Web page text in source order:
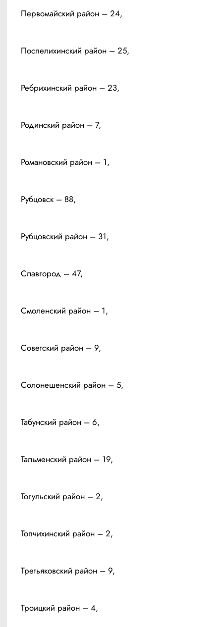
Первомайский район – 24,
Поспелихинский район – 25,
Ребрихинский район – 23,
Родинский район – 7,
Романовский район – 1,
Рубцовск – 88,
Рубцовский район – 31,
Славгород – 47,
Смоленский район – 1,
Советский район – 9,
Солонешенский район – 5,
Табунский район – 6,
Тальменский район – 19,
Тогульский район – 2,
Топчихинский район – 2,
Третьяковский район – 9,
Троицкий район – 4,